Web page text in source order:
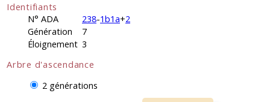
Identifiants
N° ADA
238-1b1a+2
Génération
7
Éloignement 3
Arbre d'ascendance
2 générations